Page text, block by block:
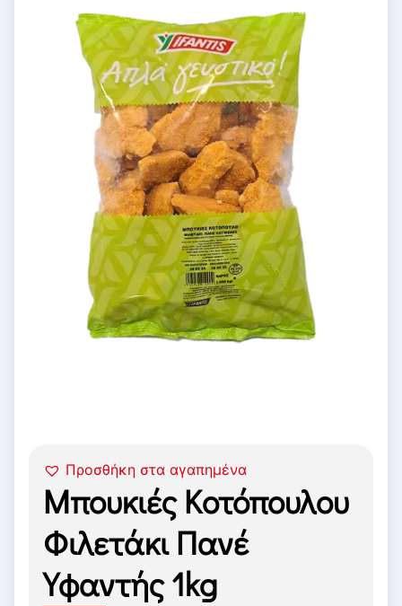
Προσθήκη στα αγαπημένα
Μπουκιές Κοτόπουλου
Φιλετάκι Πανέ
Υφαντής 1kg